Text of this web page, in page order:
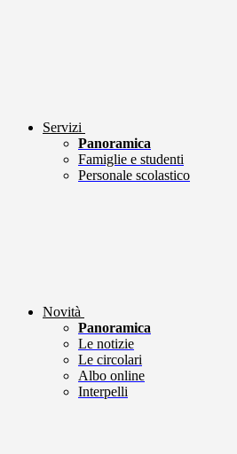
Servizi
Panoramica
Famiglie e studenti
Personale scolastico
Novità
Panoramica
Le notizie
Le circolari
Albo online
Interpelli